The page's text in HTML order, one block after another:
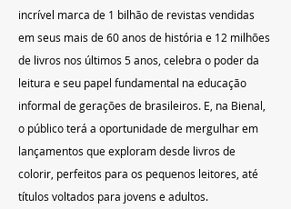
incrível marca de 1 bilhão de revistas vendidas
em seus mais de 60 anos de história e 12 milhões
de livros nos últimos 5 anos, celebra o poder da
leitura e seu papel fundamental na educação
informal de gerações de brasileiros. E, na Bienal,
o público terá a oportunidade de mergulhar em
lançamentos que exploram desde livros de
colorir, perfeitos para os pequenos leitores, até
títulos voltados para jovens e adultos.